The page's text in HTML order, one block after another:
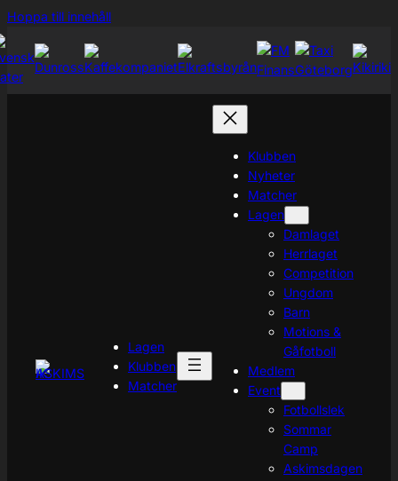
Hoppa till innehållHoppa
Lagen
Klubben
Matcher
Klubben
Nyheter
Matcher
Lagen
Damlaget
Herrlaget
Competition
Ungdom
Barn
Motions &
Gåfotboll
Medlem
Event
Fotbollslek
Sommar
Camp
Askimsdagen